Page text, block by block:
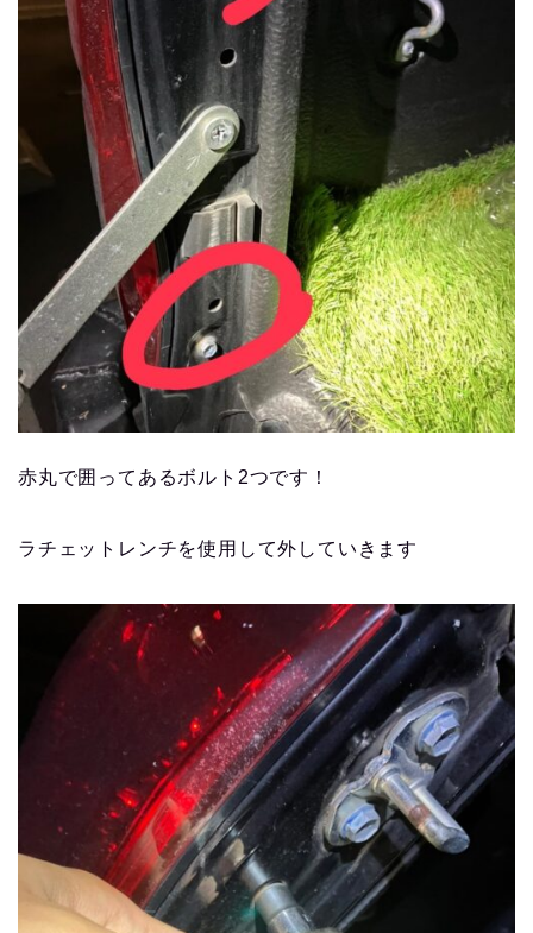
赤丸で囲ってあるボルト2つです！
ラチェットレンチを使用して外していきます